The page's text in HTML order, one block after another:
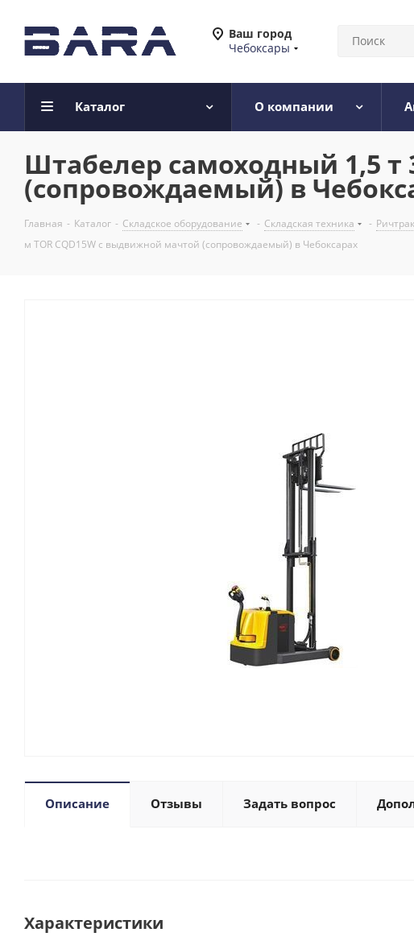
Ваш город
Чебоксары
Каталог О компании
Штабелер самоходный 1,5 т
(сопровождаемый) в
Главная - Каталог - Складское оборудование - Складская техника -
м TOR CQD15W с выдвижной мачтой (сопровождаемый) в Чебоксарах
Описание Отзывы Задать вопрос
Характеристики